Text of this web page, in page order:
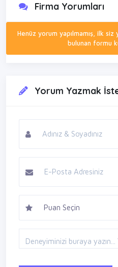
Firma Yorumları
Henüz yorum yapılmamış, ilk
bulunan formu
Yorum Yazmak